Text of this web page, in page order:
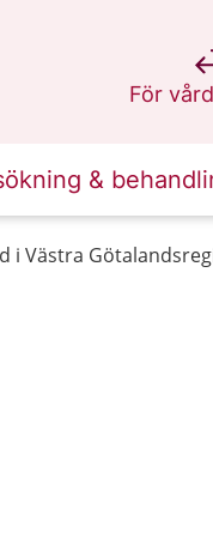
För
på
&
i Västra